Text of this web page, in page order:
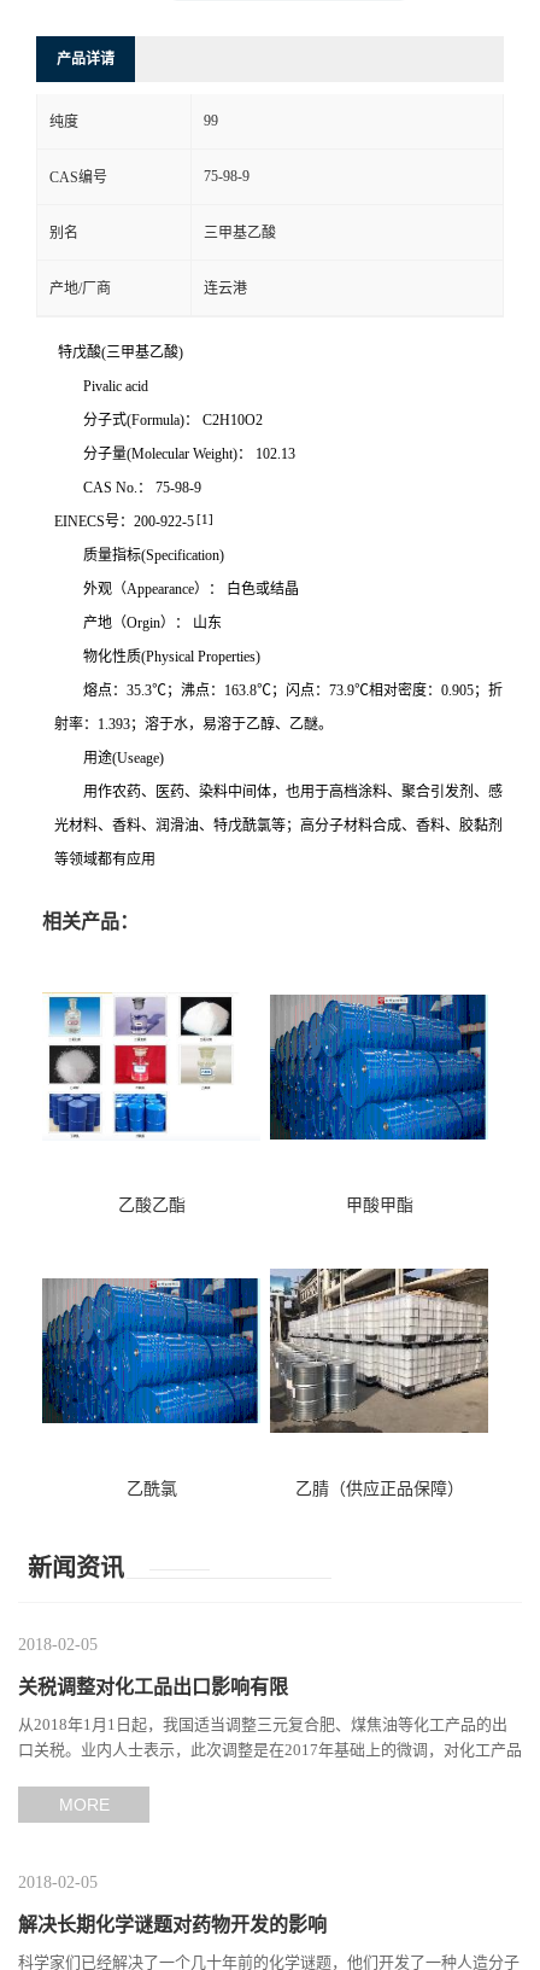
产品详请
纯度 99
CAS编号 75-98-9
别名 三甲基乙酸
产地/厂商 连云港
特戊酸(三甲基乙酸)
Pivalic acid
分子式(Formula)： C2H10O2
分子量(Molecular Weight)： 102.13
CAS No.： 75-98-9
EINECS号：200-922-5 [1]
质量指标(Specification)
外观（Appearance）： 白色或结晶
产地（Orgin）： 山东
物化性质(Physical Properties)
熔点：35.3℃；沸点：163.8℃；闪点：73.9℃相对密度：0.905；折
射率：1.393；溶于水，易溶于乙醇、乙醚。
用途(Useage)
用作农药、医药、染料中间体，也用于高档涂料、聚合引发剂、感
光材料、香料、润滑油、特戊酰氯等；高分子材料合成、香料、胶黏剂
等领域都有应用
相关产品：
乙酸乙酯 甲酸甲酯
乙酰氯 乙腈（供应正品保障）
新闻资讯
2018-02-05
关税调整对化工品出口影响有限
从2018年1月1日起，我国适当调整三元复合肥、煤焦油等化工产品的出
口关税。业内人士表示，此次调整是在2017年基础上的微调，对化工产品
MORE
2018-02-05
解决长期化学谜题对药物开发的影响
科学家们已经解决了一个几十年前的化学谜题，他们开发了一种人造分子